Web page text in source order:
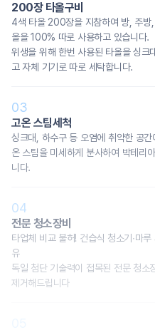
200장 타올구비
4색 타올 200장을 지참하여 방, 주방
올을 100% 따로 사용하고 있습니다.
위생을 위해 한번 사용된 타올을 싱크
고 자체 기기로 따로 세탁합니다.
03
고온 스팀세척
싱크대, 하수구 등 오염에 취약한 공
온 스팀을 미세하게 분사하여 박테리
니다.
04
전문 청소장비
타업체 비교 불허! 건습식 청소기∙마루
유
독일 첨단 기술력이 접목된 전문 청소
제거해드립니다